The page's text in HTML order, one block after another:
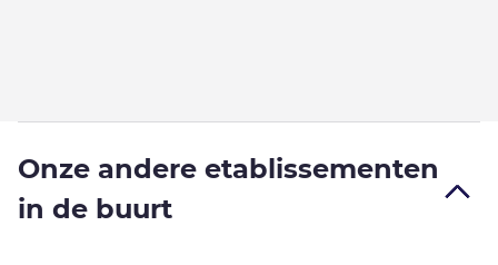
Onze andere etablissementen
in de buurt